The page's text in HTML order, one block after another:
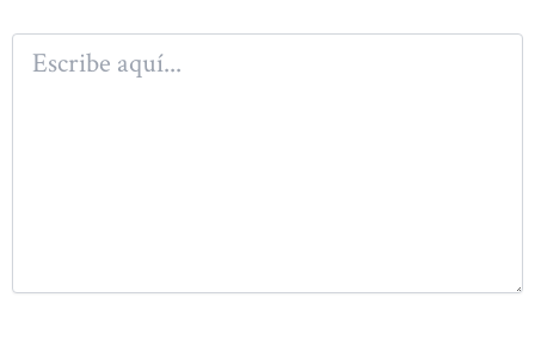
aquí...